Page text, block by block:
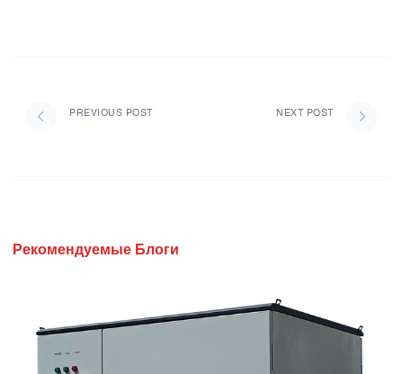
PREVIOUS POST NEXT POST
Рекомендуемые Блоги